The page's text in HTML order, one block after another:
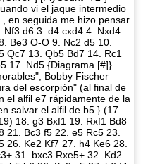
vi el jaque intermedio
en seguida me hizo pensar
d6 3. d4 cxd4 4. Nxd4
Be3 O-O 9. Nc2 d5 10.
Qc7 13. Qb5 Bd7 14. Rc1
17. Nd5 {Diagrama [#]}
Bobby Fischer
del escorpión" (al final de
el alfil e7 rápidamente de la
salvar el alfil de b5.} (17...
18. g3 Bxf1 19. Rxf1 Bd8
21. Bc3 f5 22. e5 Rc5 23.
26. Ke2 Kf7 27. h4 Ke6 28.
31. bxc3 Rxe5+ 32. Kd2